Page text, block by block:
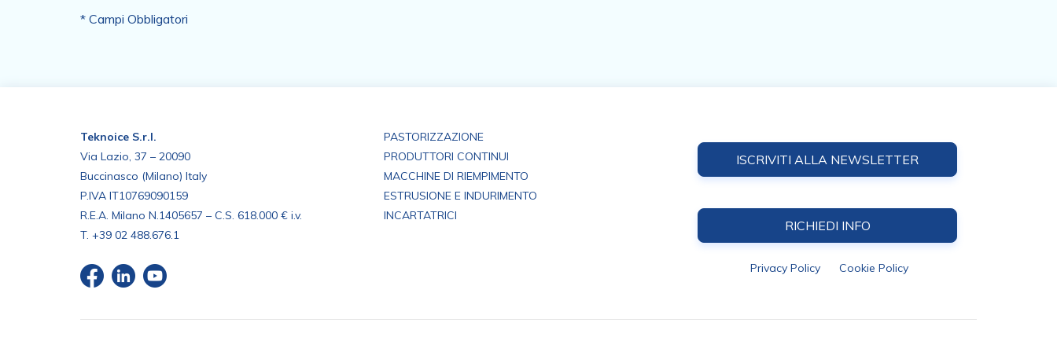
* Campi Obbligatori
Teknoice S.r.l.
Via Lazio, 37 – 20090
Buccinasco (Milano) Italy
P.IVA IT10769090159
R.E.A. Milano N.1405657 – C.S. 618.000 € i.v.
T. +39 02 488.676.1
PASTORIZZAZIONE
PRODUTTORI CONTINUI
MACCHINE DI RIEMPIMENTO
ESTRUSIONE E INDURIMENTO
INCARTATRICI
ISCRIVITI ALLA NEWSLETTER
RICHIEDI INFO
Privacy Policy Cookie Policy